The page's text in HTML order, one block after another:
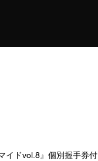
イドvol.8』個別握手券付